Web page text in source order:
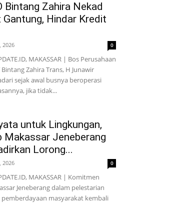
Bintang Zahira Nekad
Hindar Kredit
2026 0
MAKASSAR | Bos Perusahaan
Zahira Trans, H Junawir
sejak awal busnya beroperasi
jika tidak...
untuk Lingkungan,
Makassar Jeneberang
Lorong...
2026 0
MAKASSAR | Komitmen
Jeneberang dalam pelestarian
masyarakat kembali